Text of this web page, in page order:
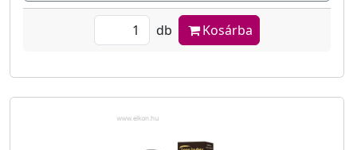
db Kosárba